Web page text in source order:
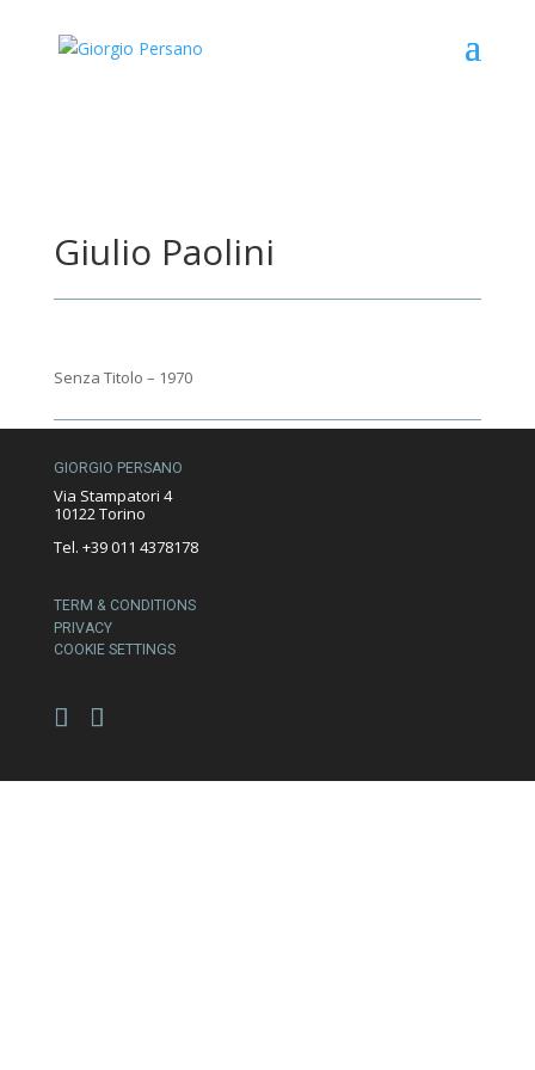
Giulio Paolini
Senza Titolo – 1970
GIORGIO PERSANO
Via Stampatori 4
10122 Torino
Tel. +39 011 4378178
TERM & CONDITIONS
PRIVACY
COOKIE SETTINGS